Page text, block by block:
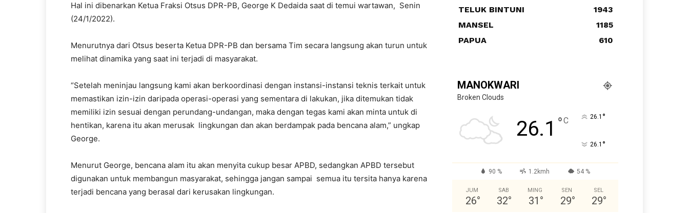
Hal ini dibenarkan Ketua Fraksi Otsus DPR-PB, George K Dedaida saat di temui wartawan, Senin
(24/1/2022).
Menurutnya dari Otsus beserta Ketua DPR-PB dan bersama Tim secara langsung akan turun untuk
melihat dinamika yang saat ini terjadi di masyarakat.
“Setelah meninjau langsung kami akan berkoordinasi dengan instansi-instansi teknis terkait untuk
memastikan izin-izin daripada operasi-operasi yang sementara di lakukan, jika ditemukan tidak
memiliki izin sesuai dengan perundang-undangan, maka dengan tegas kami akan minta untuk di
hentikan, karena itu akan merusak lingkungan dan akan berdampak pada bencana alam,” ungkap
George.
Menurut George, bencana alam itu akan menyita cukup besar APBD, sedangkan APBD tersebut
digunakan untuk membangun masyarakat, sehingga jangan sampai semua itu tersita hanya karena
terjadi bencana yang berasal dari kerusakan lingkungan.
TELUK BINTUNI
1943
MANSEL
1185
PAPUA
610
MANOKWARI
Broken Clouds
26.1 °C 26.1 °
26.1 °
90 % 1.2kmh 54 %
JUM
26°
SAB
32°
MING
31 °
SEN
29°
SEL
29°